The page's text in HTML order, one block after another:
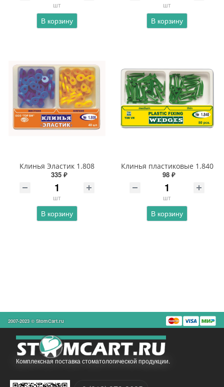
шт
В корзину
шт
В корзину
Клинья Эластик 1.808
335 ₽
шт
В корзину
Клинья пластиковые 1.840
98 ₽
шт
В корзину
2007-2023 © StomCart.ru
Комплексная поставка стоматологической продукции.